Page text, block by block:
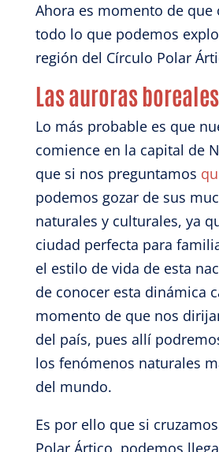
Ahora es momento de que
todo lo que podemos
región del Círculo Polar
Las auroras boreales
Lo más probable es que
comience en la capital de
que si nos preguntamos
podemos gozar de sus
naturales y culturales, ya
ciudad perfecta para
el estilo de vida de esta
de conocer esta dinámica
momento de que nos
del país, pues allí
los fenómenos naturales
del mundo.
Es por ello que si